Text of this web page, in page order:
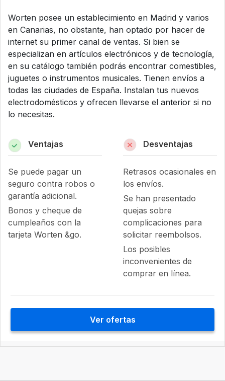
Worten posee un establecimiento en Madrid y varios
en Canarias, no obstante, han optado por hacer de
internet su primer canal de ventas. Si bien se
especializan en artículos electrónicos y de tecnología,
en su catálogo también podrás encontrar comestibles,
juguetes o instrumentos musicales. Tienen envíos a
todas las ciudades de España. Instalan tus nuevos
electrodomésticos y ofrecen llevarse el anterior si no
lo necesitas.
Ventajas
Se puede pagar un
seguro contra robos o
garantía adicional.
Bonos y cheque de
cumpleaños con la
tarjeta Worten &go.
Desventajas
Retrasos ocasionales en
los envíos.
Se han presentado
quejas sobre
complicaciones para
solicitar reembolsos.
Los posibles
inconvenientes de
comprar en línea.
Ver ofertas